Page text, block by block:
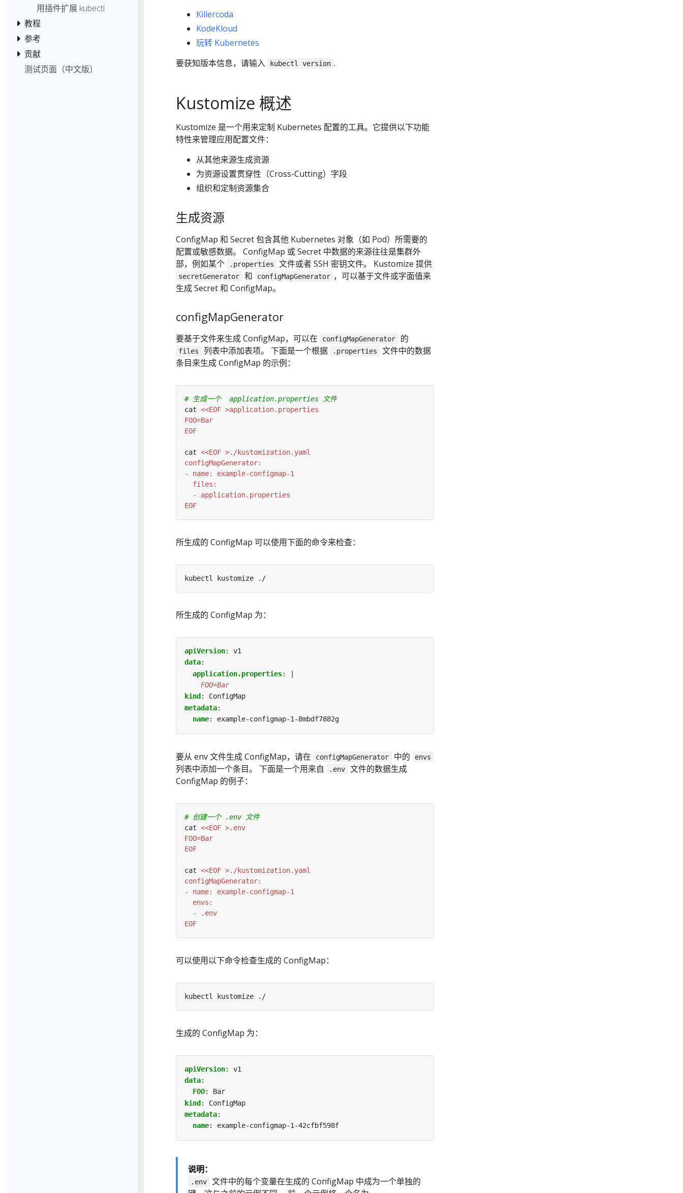
用插件扩展 kubectl
教程
参考
贡献
测试页面（中文版）
Killercoda
KodeKloud
玩转 Kubernetes
要获知版本信息，请输入
kubectl version .
Kustomize 概述
Kustomize 是一个用来定制 Kubernetes 配置的工具。它提供以下功能
特性来管理应用配置文件：
从其他来源生成资源
为资源设置贯穿性（Cross-Cutting）字段
组织和定制资源集合
生成资源
ConfigMap 和 Secret 包含其他 Kubernetes 对象（如 Pod）所需要的
配置或敏感数据。 ConfigMap 或 Secret 中数据的来源往往是集群外
部，例如某个
.properties 文件或者 SSH 密钥文件。 Kustomize 提供
secretGenerator 和 configMapGenerator ，可以基于文件或字面值来
生成 Secret 和 ConfigMap。
configMapGenerator
要基于文件来生成 ConfigMap，可以在 configMapGenerator 的
files 列表中添加表项。 下面是一个根据 .properties
文件中的数据
条目来生成 ConfigMap 的示例：
# 生成一个  application.properties 文件
cat
FOO=Bar
EOF
cat
EOF
所生成的 ConfigMap 可以使用下面的命令来检查：
kubectl kustomize ./
所生成的 ConfigMap 为：
apiVersion:
v1
data:
application.properties:
|
    FOO=Bar
kind :
ConfigMap
metadata:
name: example-configmap-1-8mbdf7882g
要从 env 文件生成 ConfigMap，请在 configMapGenerator 中的 envs
列表中添加一个条目。 下面是一个用来自 .env
文件的数据生成
ConfigMap 的例子：
# 创建一个 .env 文件
cat
<<EOF >.env
FOO=Bar
EOF
cat
  - .env
EOF
可以使用以下命令检查生成的 ConfigMap：
kubectl kustomize ./
生成的 ConfigMap 为：
apiVersion:
v1
data:
FOO:
Bar
kind :
ConfigMap
metadata:
name: example-configmap-1-42cfbf598f
说明：
.env
文件中的每个变量在生成的 ConfigMap 中成为一个单独的